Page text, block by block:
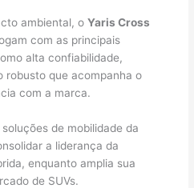
ambiental, oYaris Cross
com as principais
alta confiabilidade,
robusto que acompanha o
com a marca.
de mobilidade da
a liderança da
enquanto amplia sua
de SUVs.